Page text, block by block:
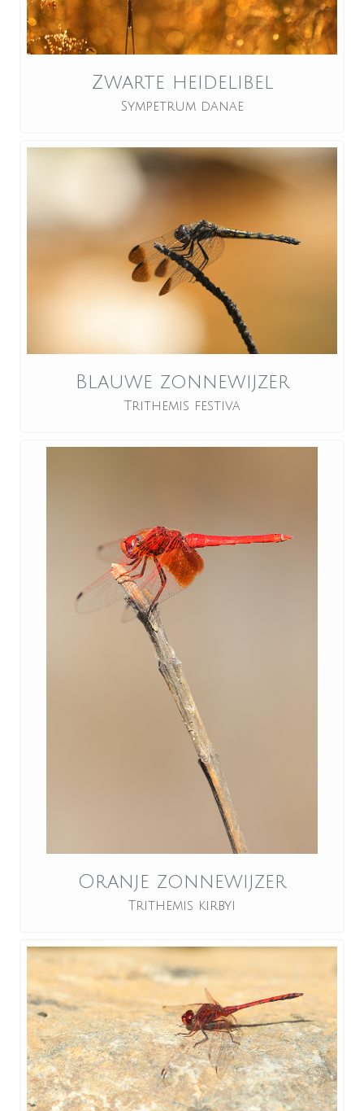
Zwarte heidelibel
Sympetrum danae
Blauwe zonnewijzer
Trithemis festiva
Oranje zonnewijzer
Trithemis kirbyi